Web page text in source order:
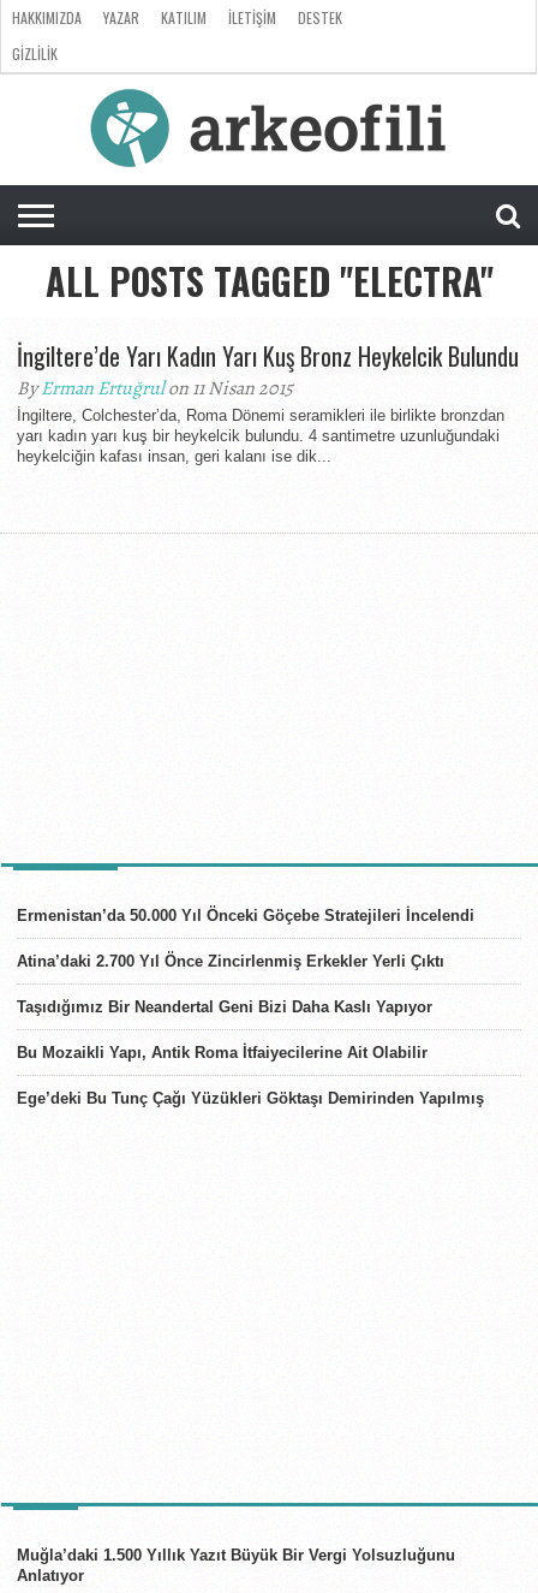
ARKEOLOJI
ANTROPOLOJI
PALEONTOLOJI
EVRIM
DOSYA
CEVAP
RÖPORTAJ
HAKKIMIZDA YAZAR KATILIM İLETIŞIM
DESTEK
GIZLILIK
ALL POSTS TAGGED "ELECTRA"
İngiltere’de Yarı Kadın Yarı Kuş Bronz Heykelcik Bulundu
ByErman Ertuğrulon 11 Nisan 2015
İngiltere, Colchester’da, Roma Dönemi seramikleri ile birlikte bronzdan
yarı kadın yarı kuş bir heykelcik bulundu. 4 santimetre uzunluğundaki
heykelciğin kafası insan, geri kalanı ise dik...
Ermenistan’da 50.000 Yıl Önceki Göçebe Stratejileri İncelendi
Atina’daki 2.700 Yıl Önce Zincirlenmiş Erkekler Yerli Çıktı
Taşıdığımız Bir Neandertal Geni Bizi Daha Kaslı Yapıyor
Bu Mozaikli Yapı, Antik Roma İtfaiyecilerine Ait Olabilir
Ege’deki Bu Tunç Çağı Yüzükleri Göktaşı Demirinden Yapılmış
Muğla’daki 1.500 Yıllık Yazıt Büyük Bir Vergi Yolsuzluğunu
Anlatıyor